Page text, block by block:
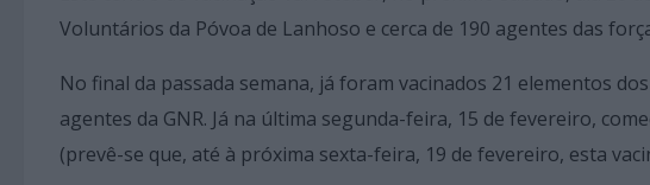
Voluntários da Póvoa de Lanhoso e cerca de 190 agentes das
No final da passada semana, já foram vacinados 21 elementos
agentes da GNR. Já na última segunda-feira, 15 de fevereiro,
(prevê-se que, até à próxima sexta-feira, 19 de fevereiro, esta